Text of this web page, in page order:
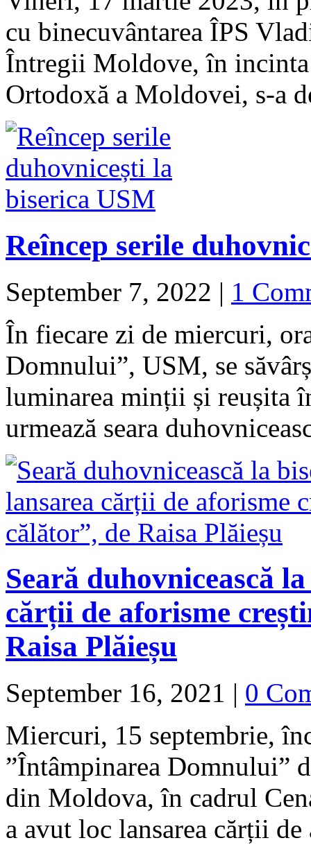
cu binecuvântarea ÎPS
Întregii Moldove, în
Ortodoxă a Moldovei, s-a
Reîncep serile
September 7, 2022 | 1
În fiecare zi de miercuri,
Domnului”, USM, se
luminarea minții și reușita
urmează seara
Seară duhovnicească
cărții de aforisme
Raisa Plăieșu
September 16, 2021 | 0
Miercuri, 15 septembrie,
”Întâmpinarea Domnului”
din Moldova, în cadrul
a avut loc lansarea cărții